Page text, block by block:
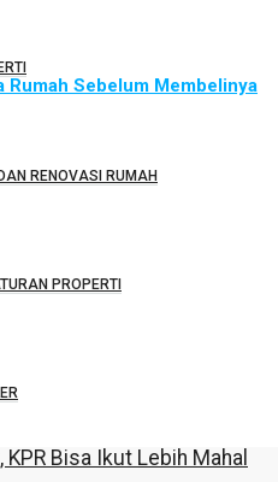
RENOVASI RUMAH
PROPERTI
Rumah Sebelum Membelinya
Bisa Ikut Lebih Mahal